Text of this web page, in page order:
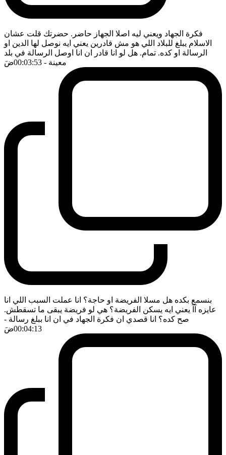
فكرة الجهاد ويعني ليه اصلا الجهاز حاضر. حضرتك قلت عشان
الاسلام يبلغ للبلاد اللي هو مش قادرين يعني ايه نوصل لها الدين او
الرسالة او كده. تمام. هل لو انا قادر ان انا اوصل الرسالة في بلد
معينة - 00:03:53 ضَ
بنسمع بكده هل مسلا الفريضة او حاجة؟ انا عملت السبب اللي انا
عايزه آآ يعني ايه يسكن الفريضة؟ هي لو فريضة يبقى ما تسقطش.
صح كده؟ انا قصدي ان فكرة الجهاد في ان انا ببلغ رسالة -
00:04:13ضَ